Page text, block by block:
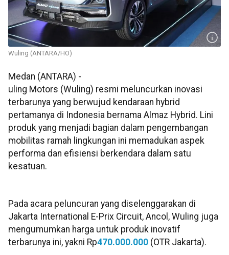
Wuling (ANTARA/HO)
Medan (ANTARA) -
uling Motors (Wuling) resmi meluncurkan inovasi
terbarunya yang berwujud kendaraan hybrid
pertamanya di Indonesia bernama Almaz Hybrid. Lini
produk yang menjadi bagian dalam pengembangan
mobilitas ramah lingkungan ini memadukan aspek
performa dan efisiensi berkendara dalam satu
kesatuan.
Pada acara peluncuran yang diselenggarakan di
Jakarta International E-Prix Circuit, Ancol, Wuling juga
mengumumkan harga untuk produk inovatif
terbarunya ini, yakni Rp470.000.000 (OTR Jakarta).